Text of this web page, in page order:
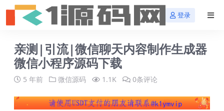
登录
亲测|引流|微信聊天内容制作生成器
微信小程序源码下载
5 年前 微信源码 1.1K 0条评论